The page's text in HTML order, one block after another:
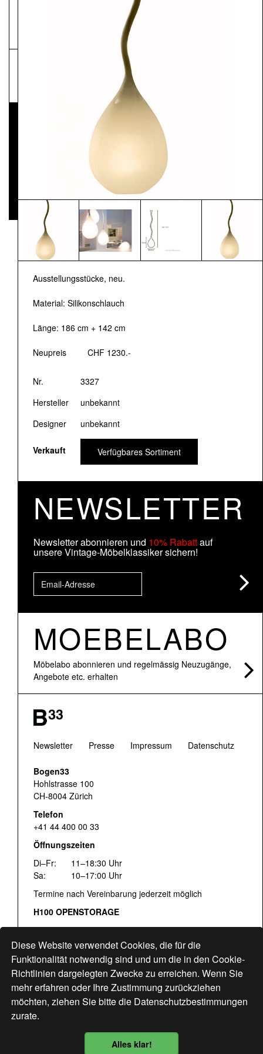
Diese Website verwendet Cookies, die für die
Funktionalität notwendig sind und um die in den Cookie-
Richtlinien dargelegten Zwecke zu erreichen. Wenn Sie
mehr erfahren oder Ihre Zustimmung zurückziehen
möchten, ziehen Sie bitte die Datenschutzbestimmungen
zurate.
Alles klar!
Ausstellungsstücke, neu.
Material: Silikonschlauch
Länge: 186 cm + 142 cm
Neupreis CHF 1230.-
Nr.
3327
Hersteller
unbekannt
Designer
unbekannt
Verkauft Verfügbares Sortiment
NEWSLETTER
Newsletter abonnieren und 10% Rabattauf
unsere Vintage-Möbelklassiker sichern!
MOEBELABO
Möbelabo abonnieren und regelmässig Neuzugänge,
Angebote etc. erhalten
Newsletter Presse Impressum Datenschutz
Bogen33
Hohlstrasse 100
CH-8004 Zürich
Telefon
+41 44 400 00 33
Öffnungszeiten
Di–Fr:
11–18:30 Uhr
Sa:
10–17:00 Uhr
Termine nach Vereinbarung jederzeit möglich
H100 OPENSTORAGE
Fr:
16:00–18:30 Uhr
Sa: 12:00–17:00 Uhr
Hohlstrasse 122
www.bogen33.ch
Pressematerial